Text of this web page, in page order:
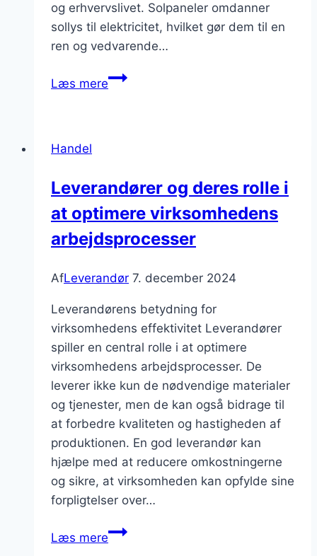
og erhvervslivet. Solpaneler omdanner
sollys til elektricitet, hvilket gør dem til en
ren og vedvarende…
Læs mereLeverandør
Handel
Leverandører og deres rolle i
at optimere virksomhedens
arbejdsprocesser
AfLeverandør 7. december 2024
Leverandørens betydning for
virksomhedens effektivitet Leverandører
spiller en central rolle i at optimere
virksomhedens arbejdsprocesser. De
leverer ikke kun de nødvendige materialer
og tjenester, men de kan også bidrage til
at forbedre kvaliteten og hastigheden af
produktionen. En god leverandør kan
hjælpe med at reducere omkostningerne
og sikre, at virksomheden kan opfylde sine
forpligtelser over…
Læs mereLeverandører